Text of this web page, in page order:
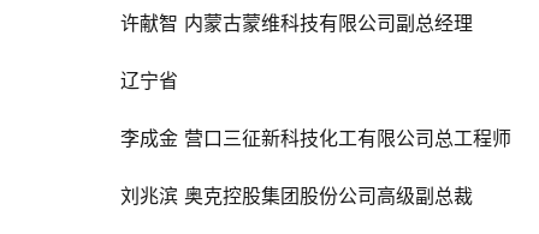
许献智 内蒙古蒙维科技有限公司副总经理
辽宁省
李成金 营口三征新科技化工有限公司总工程师
刘兆滨 奥克控股集团股份公司高级副总裁